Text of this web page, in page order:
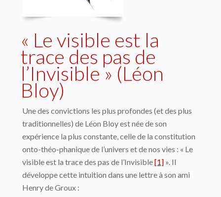
« Le visible est la
trace des pas de
l’Invisible » (Léon
Bloy)
Une des convictions les plus profondes (et des plus
traditionnelles) de Léon Bloy est née de son
expérience la plus constante, celle de la constitution
onto-théo-phanique de l’univers et de nos vies : « Le
visible est la trace des pas de l’Invisible[1] ». Il
développe cette intuition dans une lettre à son ami
Henry de Groux :